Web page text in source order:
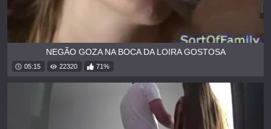
NEGÃO GOZA NA BOCA DA LOIRA GOSTOSA
05:15 22320 71%